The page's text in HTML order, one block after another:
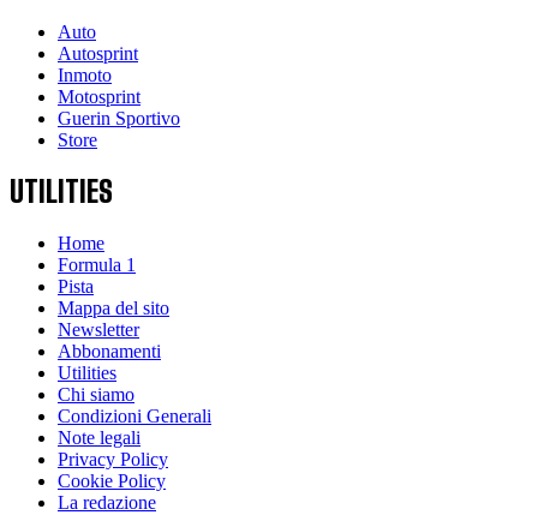
Auto
Autosprint
Inmoto
Motosprint
Guerin Sportivo
Store
UTILITIES
Home
Formula 1
Pista
Mappa del sito
Newsletter
Abbonamenti
Utilities
Chi siamo
Condizioni Generali
Note legali
Privacy Policy
Cookie Policy
La redazione